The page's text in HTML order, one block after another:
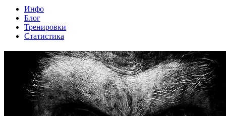
Инфо
Блог
Тренировки
Статистика